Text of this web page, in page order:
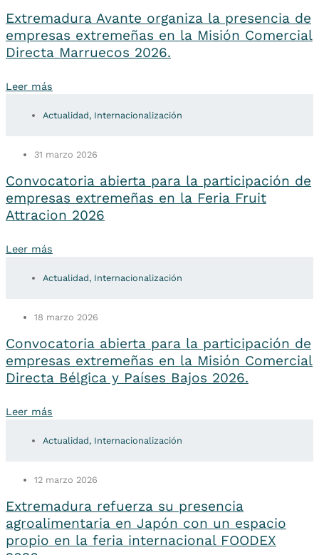
Extremadura Avante organiza la presencia de
empresas extremeñas en la Misión Comercial
Directa Marruecos 2026.
Leer más
Actualidad, Internacionalización
31 marzo 2026
Convocatoria abierta para la participación de
empresas extremeñas en la Feria Fruit
Attracion 2026
Leer más
Actualidad, Internacionalización
18 marzo 2026
Convocatoria abierta para la participación de
empresas extremeñas en la Misión Comercial
Directa Bélgica y Países Bajos 2026.
Leer más
Actualidad, Internacionalización
12 marzo 2026
Extremadura refuerza su presencia
agroalimentaria en Japón con un espacio
propio en la feria internacional FOODEX